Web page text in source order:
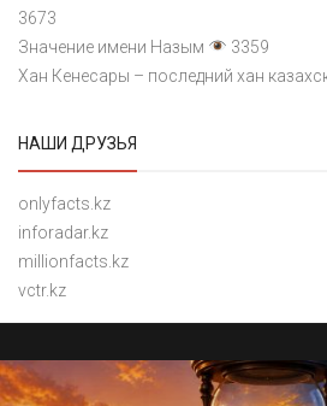
3673
Значение имени Назым
3359
Хан Кенесары – последний хан
НАШИ ДРУЗЬЯ
onlyfacts.kz
inforadar.kz
millionfacts.kz
vctr.kz